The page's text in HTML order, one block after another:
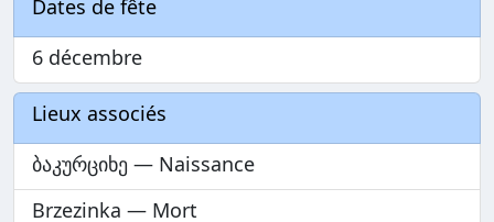
Dates de fête
6 décembre
Lieux associés
ბაკურციხე — Naissance
Brzezinka — Mort